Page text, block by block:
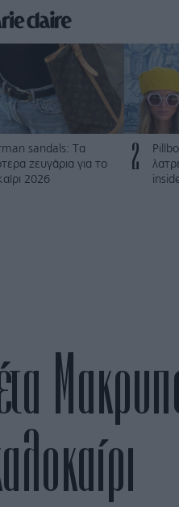
sandals: Tα
ζευγάρια για το
2026
2